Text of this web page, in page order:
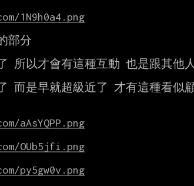
1N9h0a4.png
部分
所以才會有這種互動 也是跟其他
而是早就超級近了 才有這種看似
aAsYQPP.png
OUb5jfi.png
py5gw0v.png